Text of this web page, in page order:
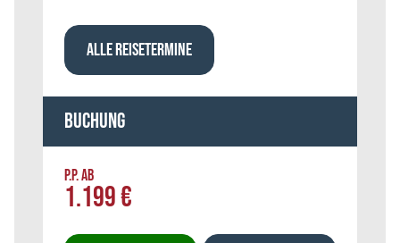
ALLE REISETERMINE
Buchung
P.P. AB
1.199 €